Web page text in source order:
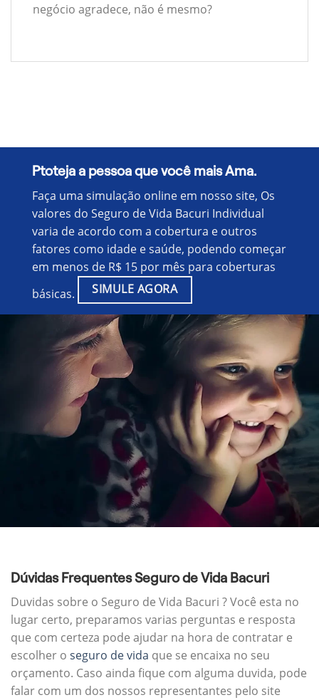
negócio agradece, não é mesmo?
Ptoteja a pessoa que você mais Ama.
Faça uma simulação online em nosso site, Os
valores do Seguro de Vida Bacuri Individual
varia de acordo com a cobertura e outros
fatores como idade e saúde, podendo começar
em menos de R$ 15 por mês para coberturas
básicas.
SIMULE AGORA
Dúvidas Frequentes Seguro de Vida Bacuri
Duvidas sobre o Seguro de Vida Bacuri ? Você esta no
lugar certo, preparamos varias perguntas e resposta
que com certeza pode ajudar na hora de contratar e
escolher o seguro de vida que se encaixa no seu
orçamento. Caso ainda fique com alguma duvida, pode
falar com um dos nossos representantes pelo site